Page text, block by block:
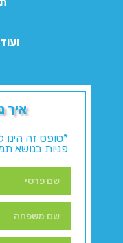
איך
*טופס זה הינו
פניות בנושא